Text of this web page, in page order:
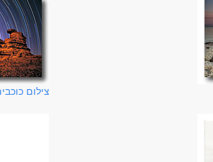
צילום